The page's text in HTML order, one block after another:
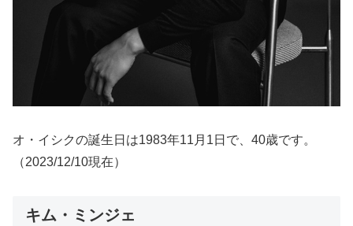
オ・イシクの誕生日は1983年11月1日で、40歳です。
（2023/12/10現在）
キム・ミンジェ